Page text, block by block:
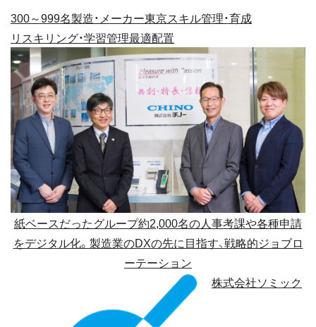
300～999名製造・メーカー東京スキル管理・育成
リスキリング・学習管理最適配置
紙ベースだったグループ約2,000名の人事考課や各種申請
をデジタル化。製造業のDXの先に目指す、戦略的ジョブロ
ーテーション
株式会社ソミック